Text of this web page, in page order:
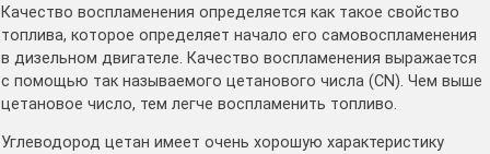
Качество воспламенения определяется как такое свойство
топлива, которое определяет начало его самовоспламенения
в дизельном двигателе. Качество воспламенения выражается
с помощью так называемого цетанового числа (CN). Чем выше
цетановое число, тем легче воспламенить топливо.
Углеводород цетан имеет очень хорошую характеристику